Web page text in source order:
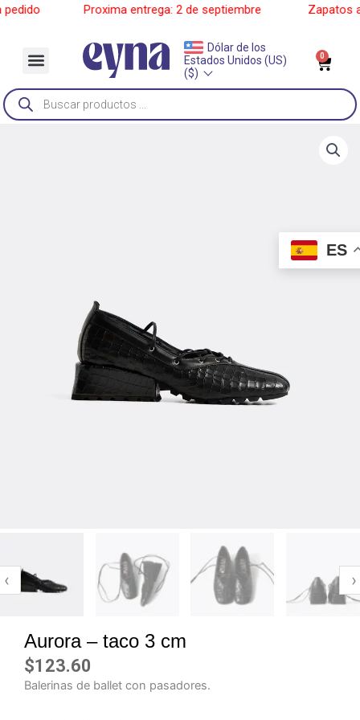
Ir
______ Proxima entrega: 2 de septiembre______ Zapatos a
Menu
Dólar de los
Estados Unidos (US)
($)
0
Búsqueda
de
productos
‹ ›
Aurora – taco 3 cm
$123.60
Balerinas de ballet con pasadores.
ES